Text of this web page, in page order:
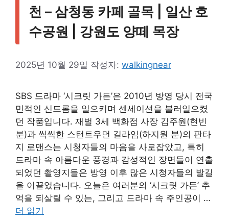
천 – 삼청동 카페 골목 | 일산 호
수공원 | 강원도 양떼 목장
2025년 10월 29일 작성자: walkingnear
SBS 드라마 ‘시크릿 가든’은 2010년 방영 당시 전국
민적인 신드롬을 일으키며 센세이션을 불러일으켰
던 작품입니다. 재벌 3세 백화점 사장 김주원(현빈
분)과 씩씩한 스턴트우먼 길라임(하지원 분)의 판타
지 로맨스는 시청자들의 마음을 사로잡았고, 특히
드라마 속 아름다운 풍경과 감성적인 장면들이 연출
되었던 촬영지들은 방영 이후 많은 시청자들의 발길
을 이끌었습니다. 오늘은 여러분의 ‘시크릿 가든’ 추
억을 되살릴 수 있는, 그리고 드라마 속 주인공이 …
더 읽기